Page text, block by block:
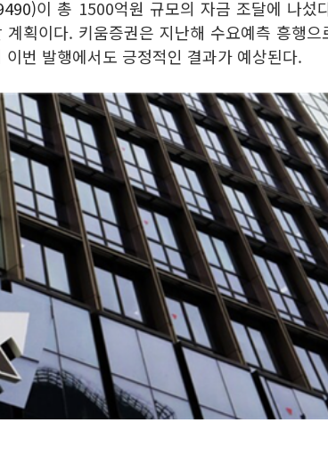
이 총 1500억원 규모의 자금 조달에 나섰
획이다. 키움증권은 지난해 수요예측 흥행으
번 발행에서도 긍정적인 결과가 예상된다.